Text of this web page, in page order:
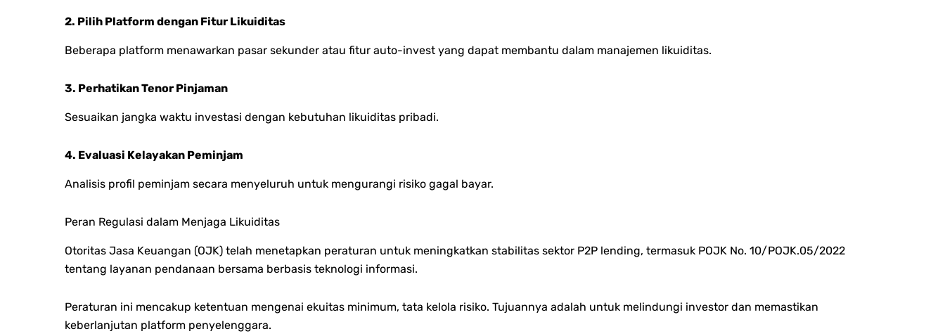
2. Pilih Platform dengan Fitur Likuiditas
Beberapa platform menawarkan pasar sekunder atau fitur auto-invest yang dapat membantu dalam manajemen likuiditas.
3. Perhatikan Tenor Pinjaman
Sesuaikan jangka waktu investasi dengan kebutuhan likuiditas pribadi.
4. Evaluasi Kelayakan Peminjam
Analisis profil peminjam secara menyeluruh untuk mengurangi risiko gagal bayar.
Peran Regulasi dalam Menjaga Likuiditas
Otoritas Jasa Keuangan (OJK) telah menetapkan peraturan untuk meningkatkan stabilitas sektor P2P lending, termasuk POJK No. 10/POJK.05/2022
tentang layanan pendanaan bersama berbasis teknologi informasi.
Peraturan ini mencakup ketentuan mengenai ekuitas minimum, tata kelola risiko. Tujuannya adalah untuk melindungi investor dan memastikan
keberlanjutan platform penyelenggara.